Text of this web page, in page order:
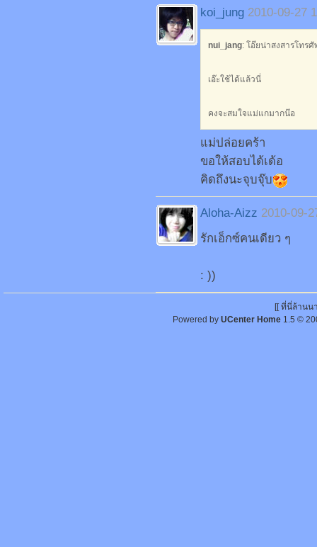
koi_jung 2010-09-27
nui_jang: โอ๊ยน่าสงสารโทร
เอ๊ะใช้ได้แล้วนี่
คงจะสมใจแม่แกมากน๊อ
แม่ปล่อยคร้า
ขอให้สอบได้เด้อ
คิดถึงนะจุบจุ๊บ
Aloha-Aizz 2010-09-
รักเอ็กซ์คนเดียว ๆ
: ))
[[ ที่นี่ล้านน
Powered by UCenter Home 1.5 ©